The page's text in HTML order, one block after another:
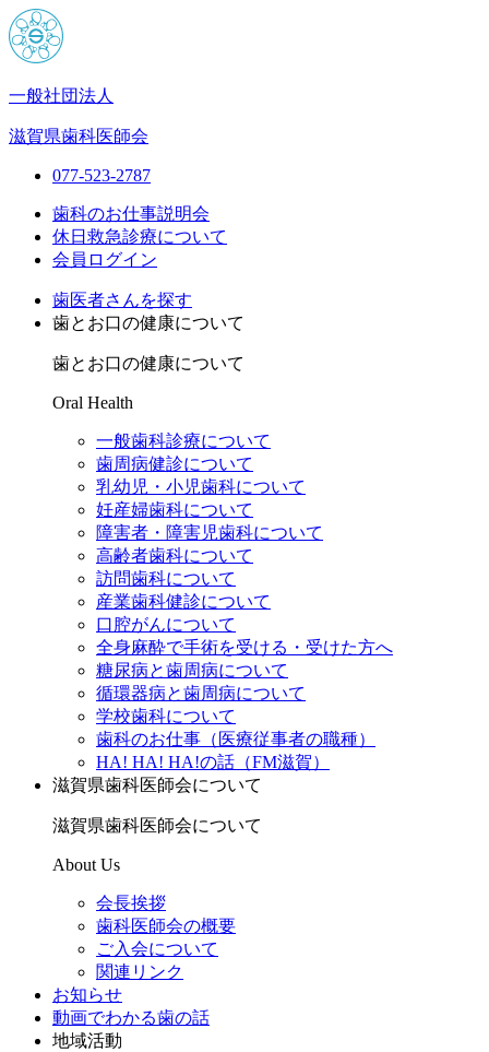
一般社団法人
滋賀県歯科医師会
077-523-2787
歯科のお仕事説明会
休日救急診療について
会員ログイン
歯医者さんを探す
歯とお口の健康について
歯とお口の健康について
Oral Health
一般歯科診療について
歯周病健診について
乳幼児・小児歯科について
妊産婦歯科について
障害者・障害児歯科について
高齢者歯科について
訪問歯科について
産業歯科健診について
口腔がんについて
全身麻酔で手術を受ける・受けた方へ
糖尿病と歯周病について
循環器病と歯周病について
学校歯科について
歯科のお仕事（医療従事者の職種）
HA! HA! HA!の話（FM滋賀）
滋賀県歯科医師会について
滋賀県歯科医師会について
About Us
会長挨拶
歯科医師会の概要
ご入会について
関連リンク
お知らせ
動画でわかる歯の話
地域活動